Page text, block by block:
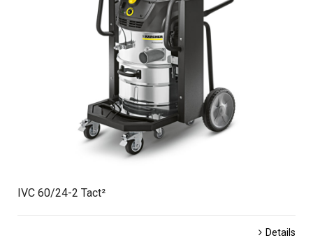
IVC 60/24-2 Tact²
Details